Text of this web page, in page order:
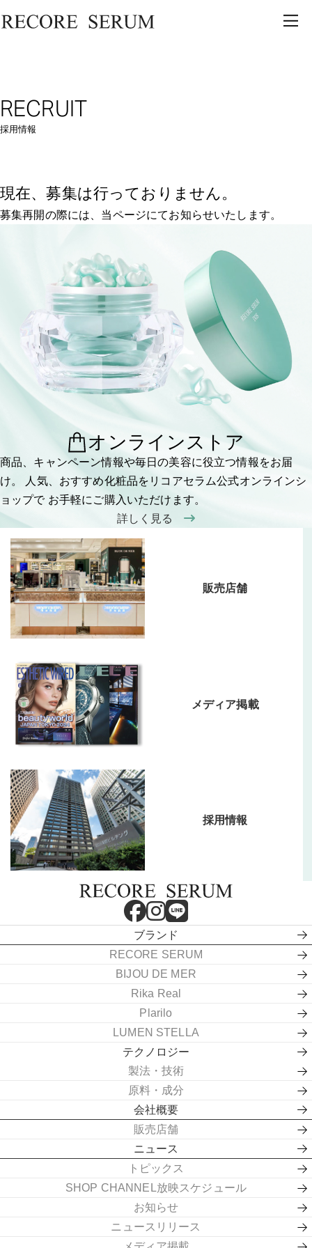
RECRUIT
採用情報
現在、募集は行っておりません。
募集再開の際には、当ページにてお知らせいたします。
オンラインストア
商品、キャンペーン情報や毎日の美容に役立つ情報をお届
け。
人気、おすすめ化粧品をリコアセラム公式オンラインシ
ョップでお手軽にご購入いただけます。
詳しく見る
販売店舗
メディア掲載
採用情報
ブランド
RECORE SERUM
BIJOU DE MER
Rika Real
Plarilo
LUMEN STELLA
テクノロジー
製法・技術
原料・成分
会社概要
販売店舗
ニュース
トピックス
SHOP CHANNEL放映スケジュール
お知らせ
ニュースリリース